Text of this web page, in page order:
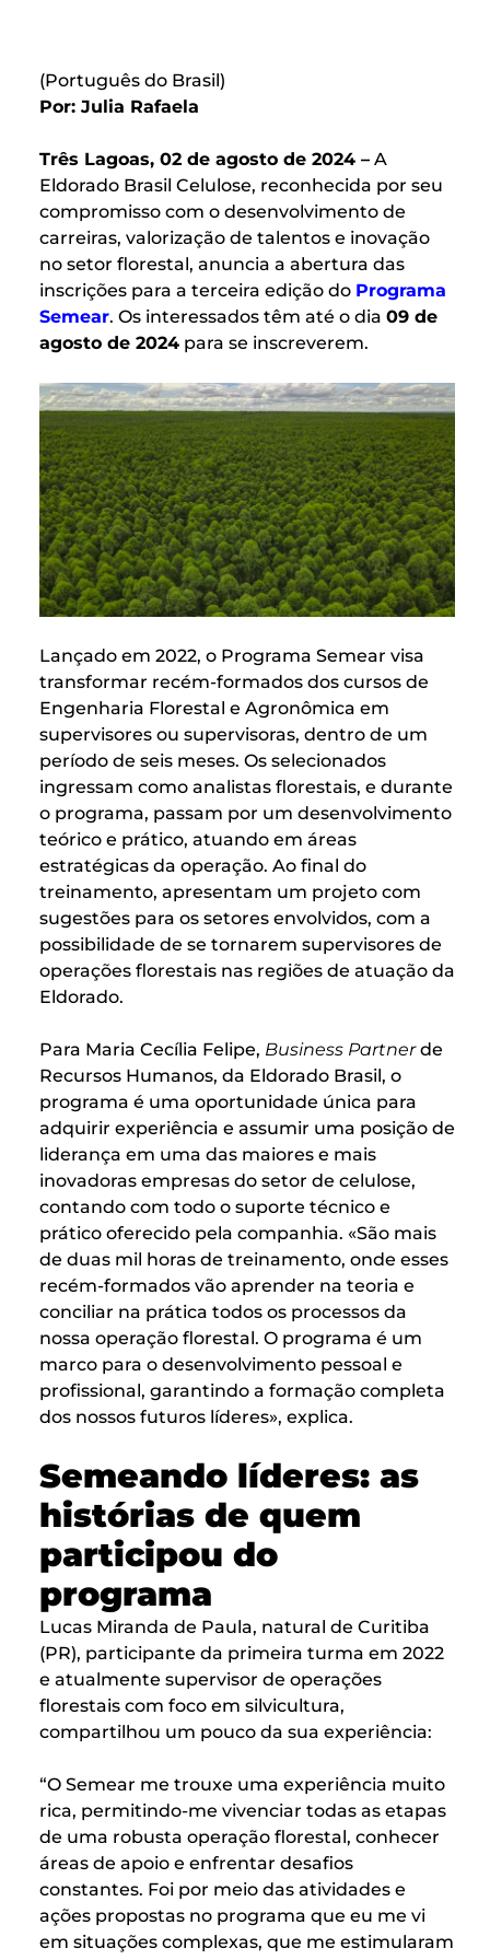
(Português do Brasil)
Por: Julia Rafaela
Três Lagoas, 02 de agosto de 2024 – A
Eldorado Brasil Celulose, reconhecida por seu
compromisso com o desenvolvimento de
carreiras, valorização de talentos e inovação
no setor florestal, anuncia a abertura das
inscrições para a terceira edição do Programa
Semear. Os interessados têm até o dia 09 de
agosto de 2024 para se inscreverem.
Lançado em 2022, o Programa Semear visa
transformar recém-formados dos cursos de
Engenharia Florestal e Agronômica em
supervisores ou supervisoras, dentro de um
período de seis meses. Os selecionados
ingressam como analistas florestais, e durante
o programa, passam por um desenvolvimento
teórico e prático, atuando em áreas
estratégicas da operação. Ao final do
treinamento, apresentam um projeto com
sugestões para os setores envolvidos, com a
possibilidade de se tornarem supervisores de
operações florestais nas regiões de atuação da
Eldorado.
Para Maria Cecília Felipe, Business Partnerde
Recursos Humanos, da Eldorado Brasil, o
programa é uma oportunidade única para
adquirir experiência e assumir uma posição de
liderança em uma das maiores e mais
inovadoras empresas do setor de celulose,
contando com todo o suporte técnico e
prático oferecido pela companhia. «São mais
de duas mil horas de treinamento, onde esses
recém-formados vão aprender na teoria e
conciliar na prática todos os processos da
nossa operação florestal. O programa é um
marco para o desenvolvimento pessoal e
profissional, garantindo a formação completa
dos nossos futuros líderes», explica.
Semeando líderes: as
histórias de quem
participou do
programa
Lucas Miranda de Paula, natural de Curitiba
(PR), participante da primeira turma em 2022
e atualmente supervisor de operações
florestais com foco em silvicultura,
compartilhou um pouco da sua experiência:
“O Semear me trouxe uma experiência muito
rica, permitindo-me vivenciar todas as etapas
de uma robusta operação florestal, conhecer
áreas de apoio e enfrentar desafios
constantes. Foi por meio das atividades e
ações propostas no programa que eu me vi
em situações complexas, que me estimularam